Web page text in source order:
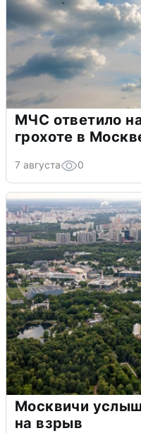
МЧС ответило
грохоте в
7 августа 0
Москвичи
на взрыв